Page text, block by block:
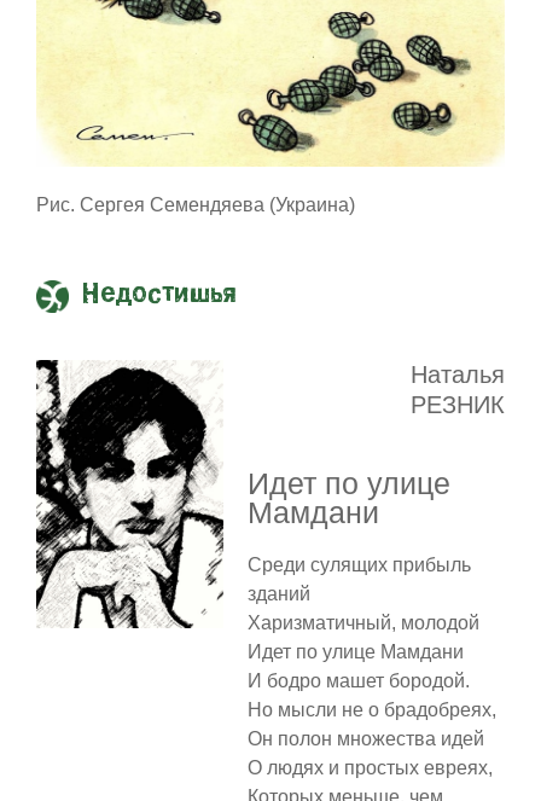
Рис. Сергея Семендяева (Украина)
Недостишья
Наталья
РЕЗНИК
Идет по улице
Мамдани
Среди сулящих прибыль
зданий
Харизматичный, молодой
Идет по улице Мамдани
И бодро машет бородой.
Но мысли не о брадобреях,
Он полон множества идей
О людях и простых евреях,